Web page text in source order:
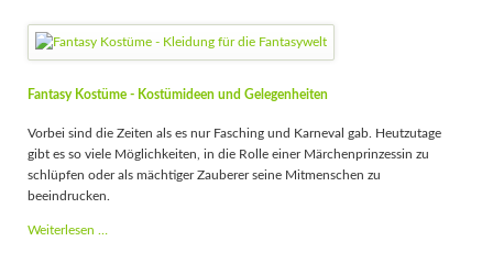
Fantasy Kostüme - Kostümideen und Gelegenheiten
Vorbei sind die Zeiten als es nur Fasching und Karneval gab. Heutzutage
gibt es so viele Möglichkeiten, in die Rolle einer Märchenprinzessin zu
schlüpfen oder als mächtiger Zauberer seine Mitmenschen zu
beeindrucken.
Weiterlesen …